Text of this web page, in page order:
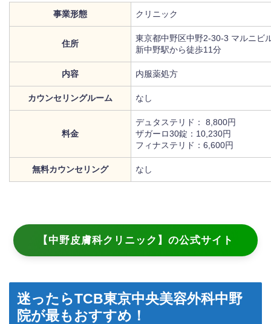
事業形態 クリニック
住所
東京都中野区中野2-30-3 マルニビ
新中野駅から徒歩11分
内容 内服薬処方
カウンセリングルーム なし
料金
デュタステリド： 8,800円
ザガーロ30錠：10,230円
フィナステリド：6,600円
無料カウンセリング なし
【中野皮膚科クリニック】の公式サイト
迷ったらTCB東京中央美容外科中野
院が最もおすすめ！